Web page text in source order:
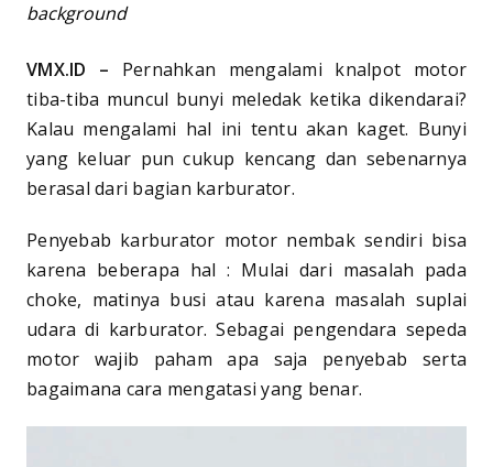
background
VMX.ID – Pernahkan mengalami knalpot motor
tiba-tiba muncul bunyi meledak ketika dikendarai?
Kalau mengalami hal ini tentu akan kaget. Bunyi
yang keluar pun cukup kencang dan sebenarnya
berasal dari bagian karburator.
Penyebab karburator motor nembak sendiri bisa
karena beberapa hal : Mulai dari masalah pada
choke, matinya busi atau karena masalah suplai
udara di karburator. Sebagai pengendara sepeda
motor wajib paham apa saja penyebab serta
bagaimana cara mengatasi yang benar.